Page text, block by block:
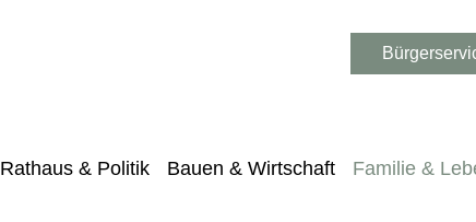
Rathaus & Politik Bauen & Wirtschaft Familie &